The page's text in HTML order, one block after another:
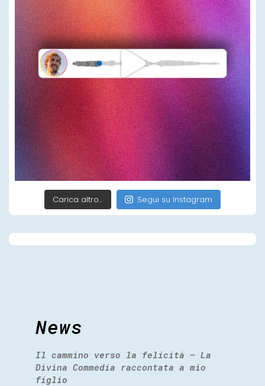
Carica altro… Segui su Instagram
News
Il cammino verso la felicità – La
Divina Commedia raccontata a mio
figlio